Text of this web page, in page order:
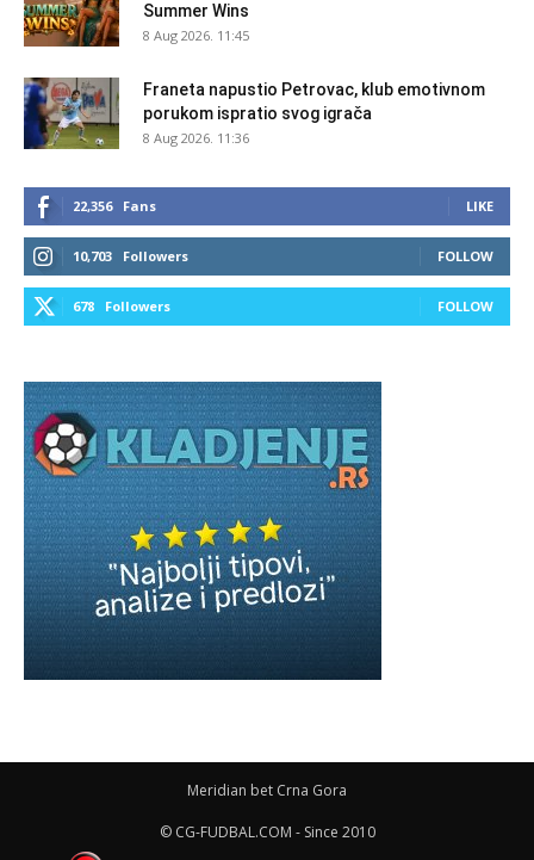
Summer Wins
8 Aug 2026. 11:45
Franeta napustio Petrovac, klub emotivnom
porukom ispratio svog igrača
8 Aug 2026. 11:36
22,356 Fans LIKE
10,703 Followers FOLLOW
678 Followers FOLLOW
Meridian bet Crna Gora
© CG-FUDBAL.COM - Since 2010